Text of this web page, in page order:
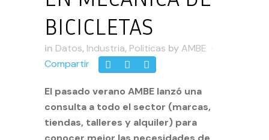
BICICLETAS
in Datos, Industria, Políticas by AMBE
Compartir
El pasado verano AMBE lanzó una
consulta a todo el sector (marcas,
tiendas, talleres y alquiler) para